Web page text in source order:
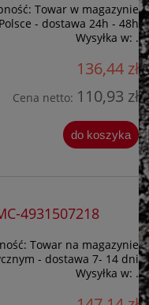
Towar w magazynie
- dostawa 24h - 48h
Wysyłka w: .
136,44 zł
Cena netto: 110,93 zł
do koszyka
4931507218
Towar na magazynie
- dostawa 7- 14 dni
Wysyłka w: .